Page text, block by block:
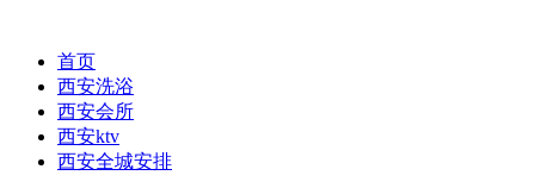
首页
西安洗浴
西安会所
西安ktv
西安全城安排